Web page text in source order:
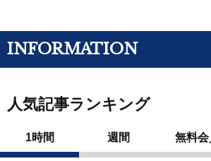
INFORMATION
人気記事ランキング
1時間 週間 無料会